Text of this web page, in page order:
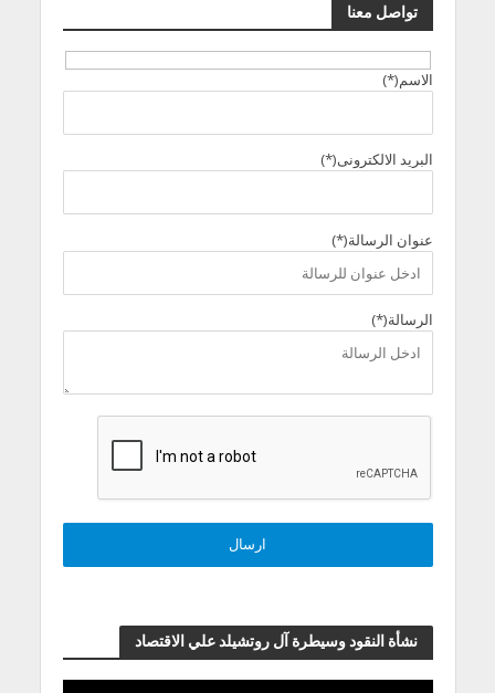
تواصل معنا
الاسم(*)
البريد الالكترونى(*)
عنوان الرسالة(*)
الرسالة(*)
نشأة النقود وسيطرة آل روتشيلد علي الاقتصاد